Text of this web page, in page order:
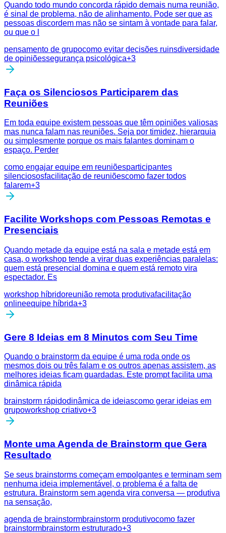
Quando todo mundo concorda rápido demais numa reunião,
é sinal de problema, não de alinhamento. Pode ser que as
pessoas discordem mas não se sintam à vontade para falar,
ou que o l
pensamento de grupocomo evitar decisões ruinsdiversidade
de opiniõessegurança psicológica+3
Faça os Silenciosos Participarem das
Reuniões
Em toda equipe existem pessoas que têm opiniões valiosas
mas nunca falam nas reuniões. Seja por timidez, hierarquia
ou simplesmente porque os mais falantes dominam o
espaço. Perder
como engajar equipe em reuniõesparticipantes
silenciososfacilitação de reuniõescomo fazer todos
falarem+3
Facilite Workshops com Pessoas Remotas e
Presenciais
Quando metade da equipe está na sala e metade está em
casa, o workshop tende a virar duas experiências paralelas:
quem está presencial domina e quem está remoto vira
espectador. Es
workshop híbridoreunião remota produtivafacilitação
onlineequipe híbrida+3
Gere 8 Ideias em 8 Minutos com Seu Time
Quando o brainstorm da equipe é uma roda onde os
mesmos dois ou três falam e os outros apenas assistem, as
melhores ideias ficam guardadas. Este prompt facilita uma
dinâmica rápida
brainstorm rápidodinâmica de ideiascomo gerar ideias em
grupoworkshop criativo+3
Monte uma Agenda de Brainstorm que Gera
Resultado
Se seus brainstorms começam empolgantes e terminam sem
nenhuma ideia implementável, o problema é a falta de
estrutura. Brainstorm sem agenda vira conversa — produtiva
na sensação,
agenda de brainstormbrainstorm produtivocomo fazer
brainstormbrainstorm estruturado+3